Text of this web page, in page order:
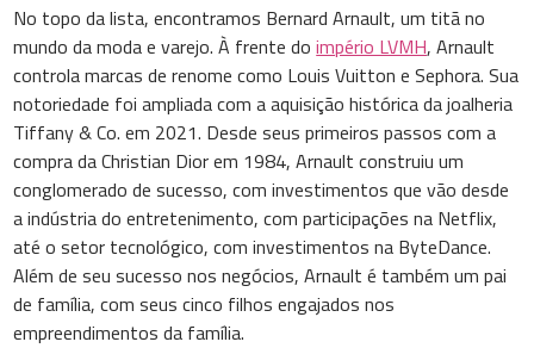
No topo da lista, encontramos Bernard Arnault, um titã no
mundo da moda e varejo. À frente doimpério LVMH, Arnault
controla marcas de renome como Louis Vuitton e Sephora. Sua
notoriedade foi ampliada com a aquisição histórica da joalheria
Tiffany & Co. em 2021. Desde seus primeiros passos com a
compra da Christian Dior em 1984, Arnault construiu um
conglomerado de sucesso, com investimentos que vão desde
a indústria do entretenimento, com participações na Netflix,
até o setor tecnológico, com investimentos na ByteDance.
Além de seu sucesso nos negócios, Arnault é também um pai
de família, com seus cinco filhos engajados nos
empreendimentos da família.